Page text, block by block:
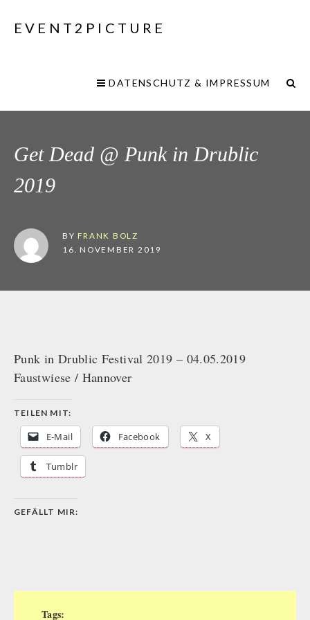
EVENT2PICTURE
DATENSCHUTZ & IMPRESSUM
Get Dead @ Punk in Drublic
2019
BY FRANK BOLZ
16. NOVEMBER 2019
Punk in Drublic Festival 2019 – 04.05.2019
Faustwiese / Hannover
TEILEN MIT:
E-Mail Facebook X
Tumblr
GEFÄLLT MIR:
Tags: